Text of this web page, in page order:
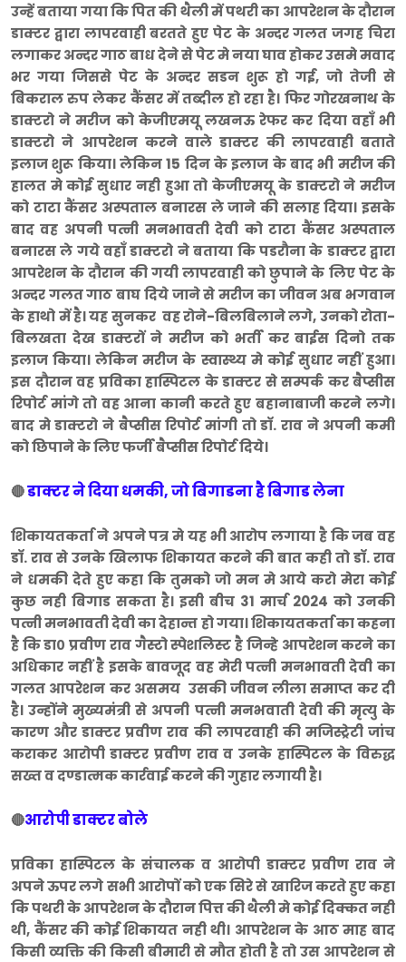
उन्हें बताया गया कि पित की थैली में पथरी का आपरेशन के दौरान
डाक्टर द्वारा लापरवाही बरतते हुए पेट के अन्दर गलत जगह चिरा
लगाकर अन्दर गाठ बाध देने से पेट मे नया घाव होकर उसमे मवाद
भर गया जिससे पेट के अन्दर सडन शुरू हो गई, जो तेजी से
बिकराल रुप लेकर कैंसर में तब्दील हो रहा है। फिर गोरखनाथ के
डाक्टरो ने मरीज को केजीएमयू लखनऊ रेफर कर दिया वहाँ भी
डाक्टरो ने आपरेशन करने वाले डाक्टर की लापरवाही बताते
इलाज शुरू किया। लेकिन 15 दिन के इलाज के बाद भी मरीज की
हालत मे कोई सुधार नही हुआ तो केजीएमयू के डाक्टरो ने मरीज
को टाटा कैंसर अस्पताल बनारस ले जाने की सलाह दिया। इसके
बाद वह अपनी पत्नी मनभावती देवी को टाटा कैंसर अस्पताल
बनारस ले गये वहाँ डाक्टरो ने बताया कि पडरौना के डाक्टर द्वारा
आपरेशन के दौरान की गयी लापरवाही को छुपाने के लिए पेट के
अन्दर गलत गाठ बाघ दिये जाने से मरीज का जीवन अब भगवान
के हाथो में है। यह सुनकर वह रोने-बिलबिलाने लगे, उनको रोता-
बिलखता देख डाक्टरों ने मरीज को भर्ती कर बाईस दिनो तक
इलाज किया। लेकिन मरीज के स्वास्थ्य मे कोई सुधार नहीं हुआ।
इस दौरान वह प्रविका हास्पिटल के डाक्टर से सम्पर्क कर बैप्सीस
रिपोर्ट मांगे तो वह आना कानी करते हुए बहानाबाजी करने लगे।
बाद मेडाक्टरो ने बैप्सीस रिपोर्ट मांगी तो डाॅ. राव ने अपनी कमी
को छिपाने के लिए फर्जी बैप्सीस रिपोर्ट दिये।
🔴डाक्टर ने दिया धमकी, जो बिगाडना है बिगाड लेना
शिकायतकर्ता ने अपने पत्र मे यह भी आरोप लगाया है कि जब वह
डाॅ. राव से उनके खिलाफ शिकायत करने की बात कही तो डाॅ. राव
ने धमकी देते हुए कहा कि तुमको जो मन मे आये करो मेरा कोई
कुछ नही बिगाड सकता है। इसी बीच 31 मार्च 2024 को उनकी
पत्नी मनभावती देवी का देहान्त हो गया। शिकायतकर्ता का कहना
है कि डा० प्रवीण राव गैस्टो स्पेशलिस्ट है जिन्हे आपरेशन करने का
अधिकार नहीं है इसके बावजूद वह मेरी पत्नी मनभावती देवी का
गलत आपरेशन कर असमय उसकी जीवन लीला समाप्त कर दी
है। उन्होंने मुख्यमंत्री से अपनी पत्नी मनभवाती देवी की मृत्यु के
कारण और डाक्टर प्रवीण राव की लापरवाही की मजिस्ट्रेटी जांच
कराकर आरोपी डाक्टर प्रवीण राव व उनके हास्पिटल के विरुद्ध
सख्त व दण्डात्मक कार्रवाई करने की गुहार लगायी है।
🔴आरोपी डाक्टर बोले
प्रविका हास्पिटल के संचालक व आरोपी डाक्टर प्रवीण राव ने
अपने ऊपर लगे सभी आरोपों को एक सिरे से खारिज करते हुए कहा
कि पथरी के आपरेशन के दौरान पित्त की थैली मे कोई दिक्कत नही
थी, कैंसर की कोई शिकायत नही थी। आपरेशन के आठ माह बाद
किसी व्यक्ति की किसी बीमारी से मौत होती है तो उस आपरेशन से